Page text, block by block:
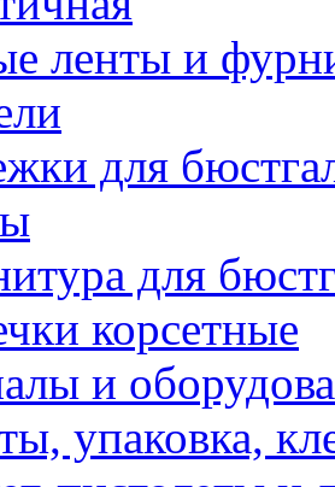
ленты и
для
для
корсетные
и
упаковка,